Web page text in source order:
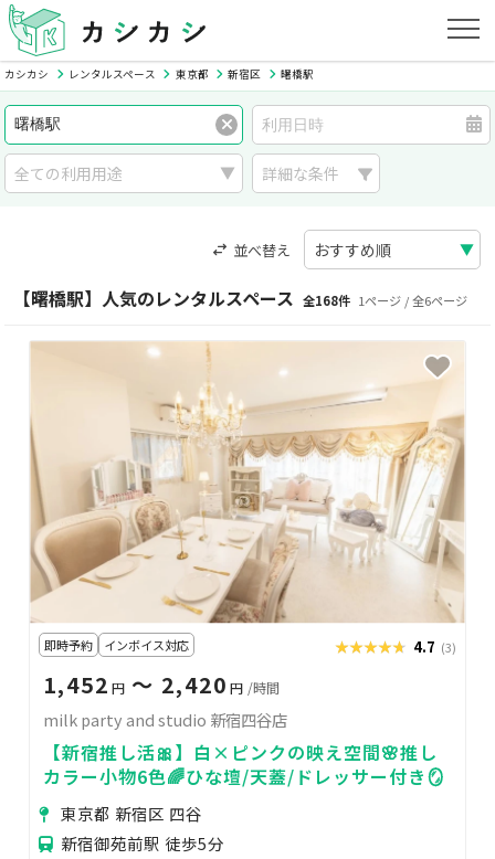
カシカシ レンタルスペース 東京都 新宿区 曙橋駅
詳細な条件
並べ替え
【曙橋駅】人気のレンタルスペース 全168件 1ページ / 全6ページ
即時予約 インボイス対応 ★★★★★
★★★★★ 4.7 (3)
1,452 円 〜 2,420 円 /時間
milk party and studio 新宿四谷店
【新宿推し活🎀】白×ピンクの映え空間🌸推し
カラー小物6色🌈ひな壇/天蓋/ドレッサー付き🪞
東京都 新宿区 四谷
新宿御苑前駅 徒歩5分